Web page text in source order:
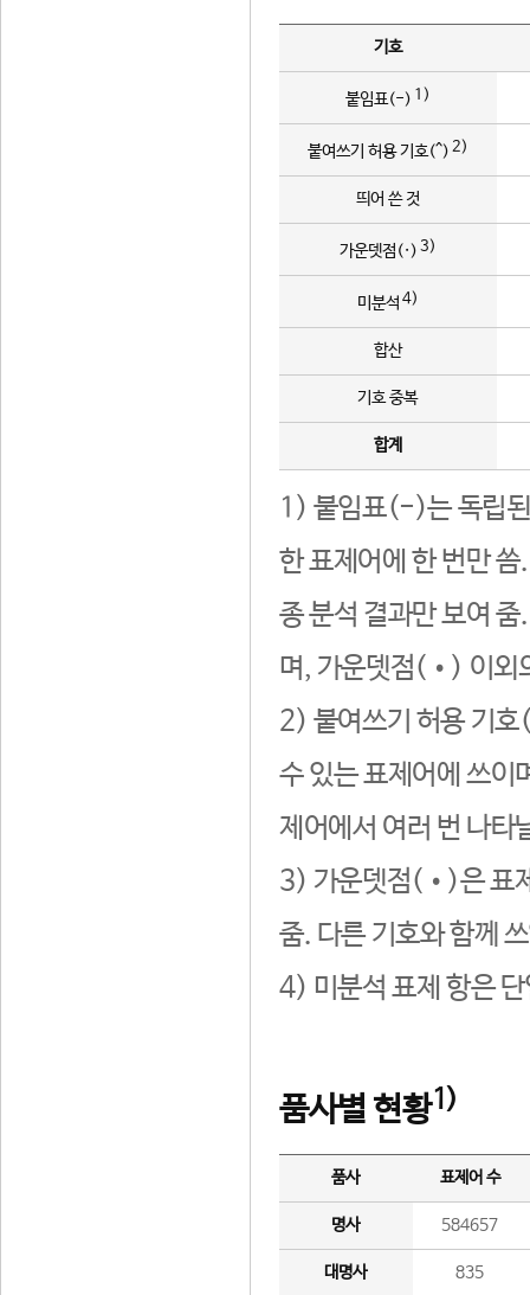
기호
붙임표(-) 1)
붙여쓰기 허용 기호(^) 2)
띄어 쓴 것
가운뎃점(·) 3)
미분석 4)
합산
기호 중복
합계
1) 붙임표(-)는 독립된
한 표제어에 한 번만
종 분석 결과만 보여
며, 가운뎃점(•) 이외
2) 붙여쓰기 허용 기호
수 있는 표제어에 쓰이
제어에서 여러 번 나타
3) 가운뎃점(•)은 표
줌. 다른 기호와 함께
4) 미분석 표제 항은
품사별 현황1)
품사 표제어 수
명사 584657
대명사 835